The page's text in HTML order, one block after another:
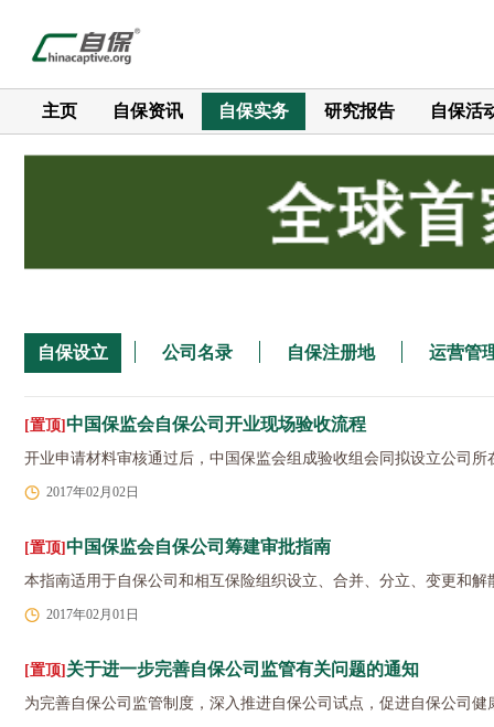
主页 自保资讯 自保实务 研究报告 自保活
自保设立 公司名录 自保注册地 运营管
[置顶] 中国保监会自保公司开业现场验收流程
开业申请材料审核通过后，中国保监会组成验收组会同拟设立公司
2017年02月02日
[置顶] 中国保监会自保公司筹建审批指南
本指南适用于自保公司和相互保险组织设立、合并、分立、变更和解
2017年02月01日
[置顶] 关于进一步完善自保公司监管有关问题的通知
为完善自保公司监管制度，深入推进自保公司试点，促进自保公司